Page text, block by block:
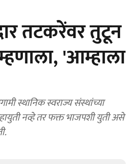
तटकरेंवर तुटून
'आम्हाला
स्थानिक स्वराज्य संस्थांच्या
नव्हे तर फक्त भाजपशी युती असे